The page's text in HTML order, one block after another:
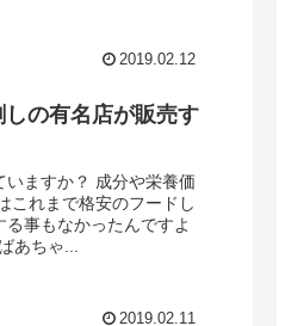
2019.02.12
の有名店が販売す
ますか？ 成分や栄養価
これまで格安のフードし
事もなかったんですよ
あちゃ...
2019.02.11